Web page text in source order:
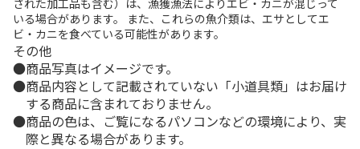
された加工品も含む）は、漁獲漁法によりエビ・カニが混じって
いる場合があります。 また、これらの魚介類は、エサとしてエ
ビ・カニを食べている可能性があります。
その他
商品写真はイメージです。
商品内容として記載されていない「小道具類」はお届け
する商品に含まれておりません。
商品の色は、ご覧になるパソコンなどの環境により、実
際と異なる場合があります。